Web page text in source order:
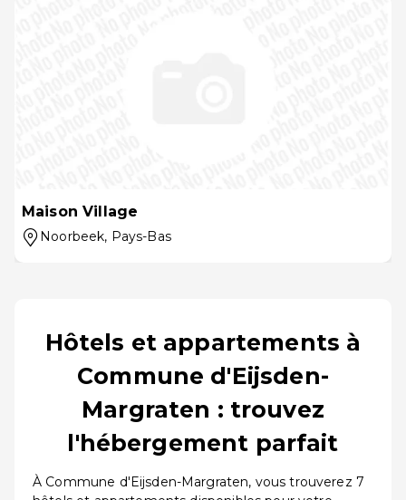
Maison Village
Noorbeek, Pays-Bas
Hôtels et appartements à
Commune d'Eijsden-
Margraten : trouvez
l'hébergement parfait
À Commune d'Eijsden-Margraten, vous trouverez 7